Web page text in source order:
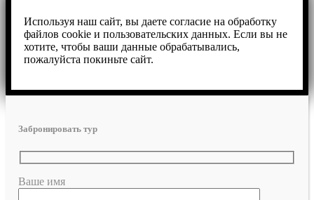
Используя наш сайт, вы даете согласие на обработку
файлов cookie и пользовательских данных. Если вы не
хотите, чтобы ваши данные обрабатывались,
пожалуйста покиньте сайт.
Забронировать тур
Ваше имя